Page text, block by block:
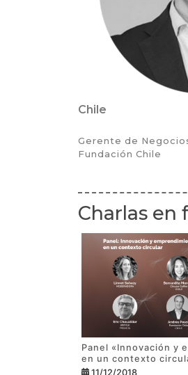
Chile
Gerente de
Fundación Chile
Charlas en
Panel «Innovación y
en un contexto
11/12/2018